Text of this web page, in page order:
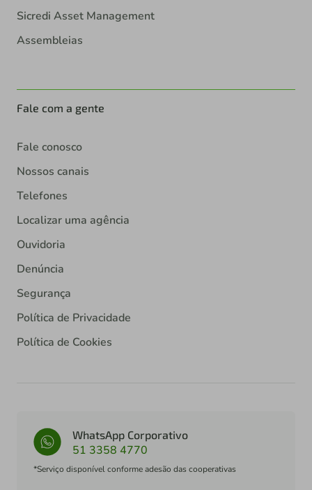
Sicredi Asset Management
Assembleias
Fale com a gente
Fale conosco
Nossos canais
Telefones
Localizar uma agência
Ouvidoria
Denúncia
Segurança
Política de Privacidade
Política de Cookies
WhatsApp Corporativo
51 3358 4770
*Serviço disponível conforme adesão das cooperativas